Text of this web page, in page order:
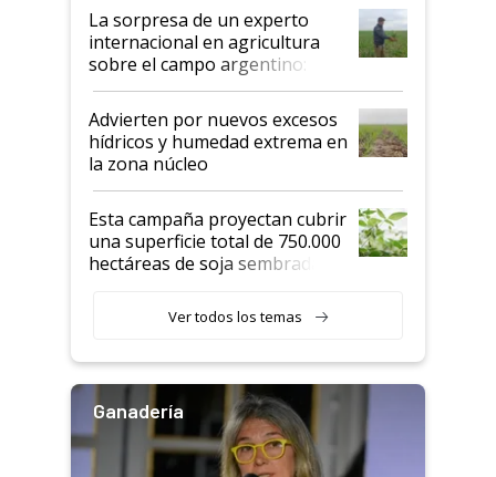
La sorpresa de un experto
internacional en agricultura
sobre el campo argentino:
"Estoy muy impresionado"
Advierten por nuevos excesos
hídricos y humedad extrema en
la zona núcleo
Esta campaña proyectan cubrir
una superficie total de 750.000
hectáreas de soja sembradas
variedades que marcan un
salto tecnológico en genética y
Ver todos los temas
Ganadería